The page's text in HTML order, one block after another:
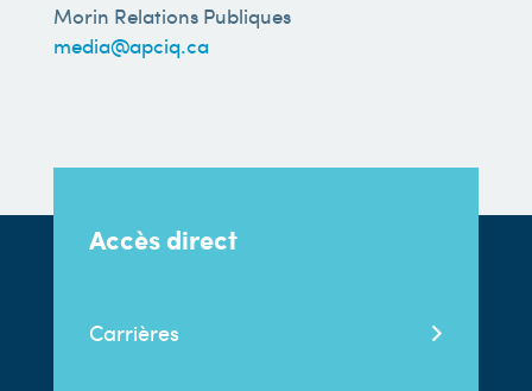
Morin Relations Publiques
media@apciq.ca
Accès direct
Carrières